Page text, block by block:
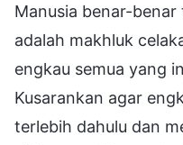
Manusia benar-benar
adalah makhluk
engkau semua yang
Kusarankan agar
terlebih dahulu dan